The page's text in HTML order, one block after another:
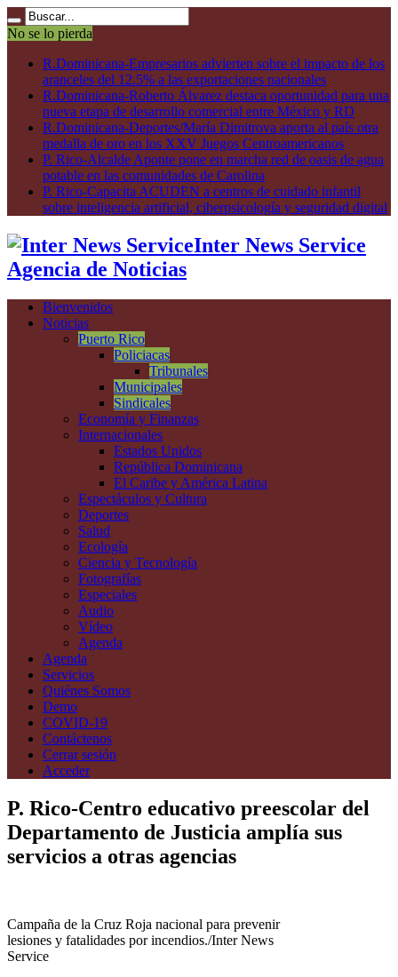
No se lo pierda
R.Dominicana-Empresarios advierten sobre el impacto de los
aranceles del 12.5% a las exportaciones nacionales
R.Dominicana-Roberto Álvarez destaca oportunidad para una
nueva etapa de desarrollo comercial entre México y RD
R.Dominicana-Deportes/María Dimitrova aporta al país otra
medalla de oro en los XXV Juegos Centroamericanos
P. Rico-Alcalde Aponte pone en marcha red de oasis de agua
potable en las comunidades de Carolina
P. Rico-Capacita ACUDEN a centros de cuidado infantil
sobre inteligencia artificial, ciberpsicología y seguridad digital
Inter News Service
Agencia de Noticias
Bienvenidos
Noticias
Puerto Rico
Policiacas
Tribunales
Municipales
Sindicales
Economía y Finanzas
Internacionales
Estados Unidos
República Dominicana
El Caribe y América Latina
Espectáculos y Cultura
Deportes
Salud
Ecología
Ciencia y Tecnología
Fotografías
Especiales
Audio
Vídeo
Agenda
Agenda
Servicios
Quiénes Somos
Demo
COVID-19
Contáctenos
Cerrar sesión
Acceder
P. Rico-Centro educativo preescolar del
Departamento de Justicia amplía sus
servicios a otras agencias
Campaña de la Cruz Roja nacional para prevenir
lesiones y fatalidades por incendios./Inter News
Service